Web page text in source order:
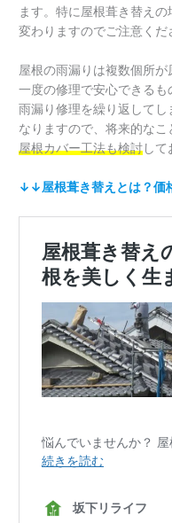
ます。特に屋根葺き替え
変わりますのでご注意くだ
屋根の雨漏りは複数個所が
一度の修理で安心できる
雨漏り修理を繰り返してし
なりますので、将来的なこ
屋根カバー工法も検討して
↓↓屋根葺き替えとは？価